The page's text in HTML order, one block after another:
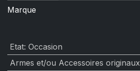
Marque
Etat: Occasion
Armes et/ou Accessoires originaux